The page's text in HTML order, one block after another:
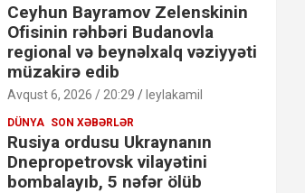
Ceyhun Bayramov Zelenskinin
Ofisinin rəhbəri Budanovla
regional və beynəlxalq vəziyyəti
müzakirə edib
Avqust 6, 2026 / 20:29 leylakamil
DÜNYA SON XƏBƏRLƏR
Rusiya ordusu Ukraynanın
Dnepropetrovsk vilayətini
bombalayıb, 5 nəfər ölüb